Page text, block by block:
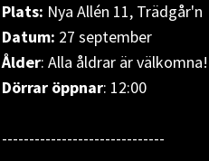
Plats: Nya Allén 11, Trädgår'n
Datum: 27 september
Ålder: Alla åldrar är välkomna!
Dörrar öppnar: 12:00
------------------------------